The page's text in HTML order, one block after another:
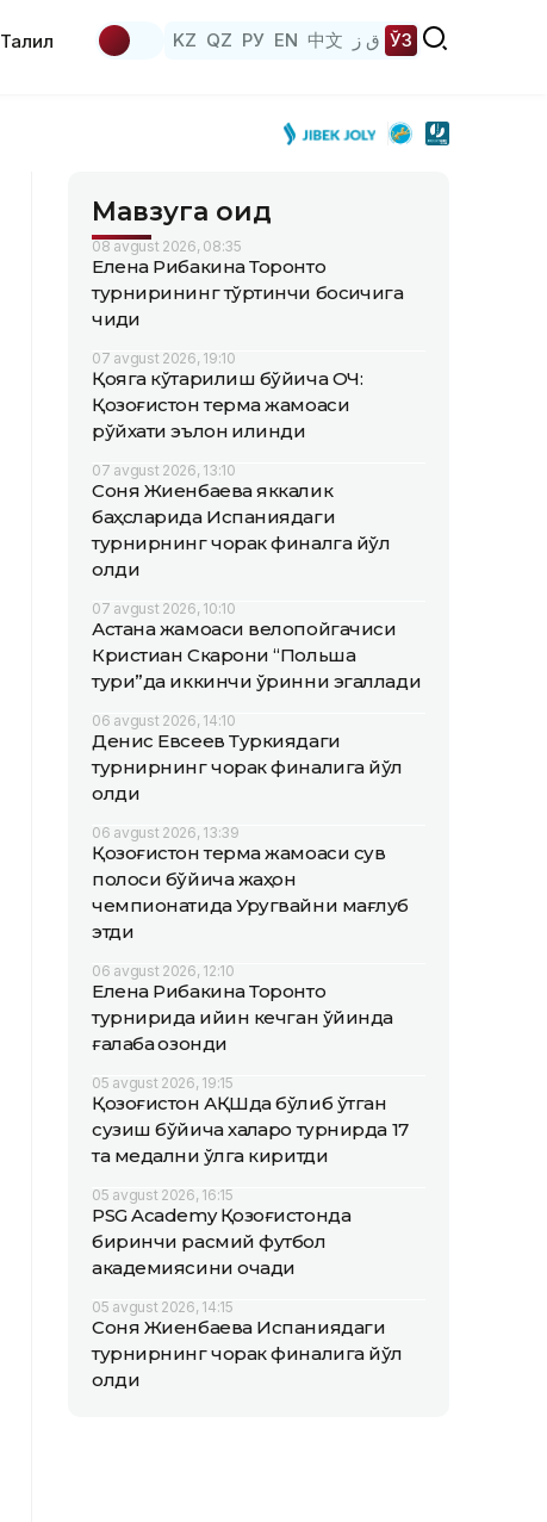
Таҳлил KZ QZ РУ EN 中文 ق ز ЎЗ
Мавзуга оид
08 avgust 2026, 08:35
Елена Рибакина Торонто
турнирининг тўртинчи босқичига
чиқди
07 avgust 2026, 19:10
Қояга кўтарилиш бўйича ОЧ:
Қозоғистон терма жамоаси
рўйхати эълон қилинди
07 avgust 2026, 13:10
Соня Жиенбаева яккалик
баҳсларида Испаниядаги
турнирнинг чорак финалга йўл
олди
07 avgust 2026, 10:10
Астана жамоаси велопойгачиси
Кристиан Скарони “Польша
тури”да иккинчи ўринни эгаллади
06 avgust 2026, 14:10
Денис Евсеев Туркиядаги
турнирнинг чорак финалига йўл
олди
06 avgust 2026, 13:39
Қозоғистон терма жамоаси сув
полоси бўйича жаҳон
чемпионатида Уругвайни мағлуб
этди
06 avgust 2026, 12:10
Елена Рибакина Торонто
турнирида қийин кечган ўйинда
ғалаба қозонди
05 avgust 2026, 19:15
Қозоғистон АҚШда бўлиб ўтган
сузиш бўйича халқаро турнирда 17
та медални қўлга киритди
05 avgust 2026, 16:15
PSG Academy Қозоғистонда
биринчи расмий футбол
академиясини очади
05 avgust 2026, 14:15
Соня Жиенбаева Испаниядаги
турнирнинг чорак финалига йўл
олди